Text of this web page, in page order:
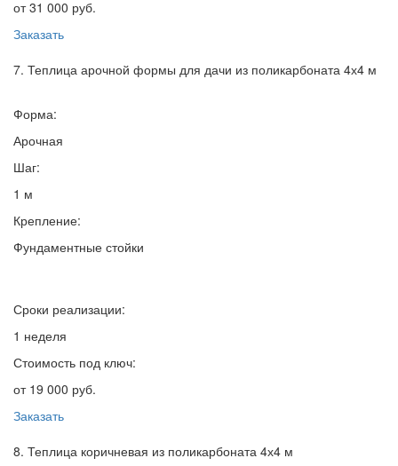
от 31 000 руб.
Заказать
7. Теплица арочной формы для дачи из поликарбоната 4х4 м
Форма:
Арочная
Шаг:
1 м
Крепление:
Фундаментные стойки
Сроки реализации:
1 неделя
Стоимость под ключ:
от 19 000 руб.
Заказать
8. Теплица коричневая из поликарбоната 4х4 м